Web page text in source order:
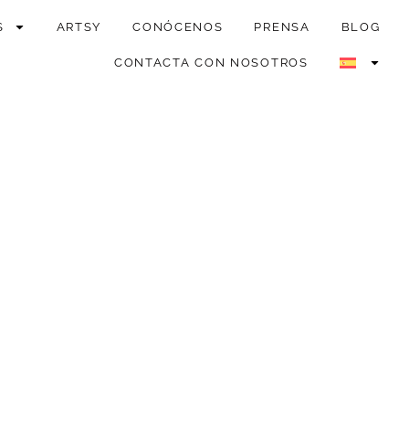
ARTSY CONÓCENOS PRENSA BLOG
CONTACTA CON NOSOTROS